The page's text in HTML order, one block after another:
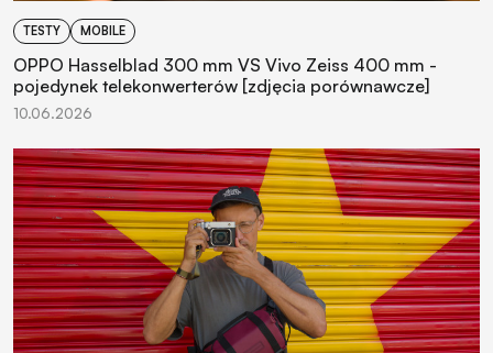
TESTY MOBILE
OPPO Hasselblad 300 mm VS Vivo Zeiss 400 mm -
pojedynek telekonwerterów [zdjęcia porównawcze]
10.06.2026